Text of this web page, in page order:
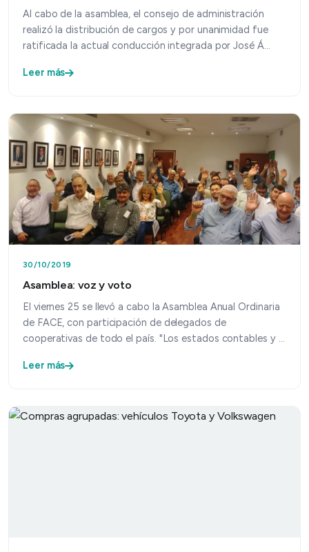
Al cabo de la asamblea, el consejo de administración
realizó la distribución de cargos y por unanimidad fue
ratificada la actual conducción integrada por José Á…
Leer más
30/10/2019
Asamblea: voz y voto
El viernes 25 se llevó a cabo la Asamblea Anual Ordinaria
de FACE, con participación de delegados de
cooperativas de todo el país. "Los estados contables y la
Leer más